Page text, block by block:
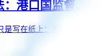
：港口国监督、船
是写在纸上：港口国监督